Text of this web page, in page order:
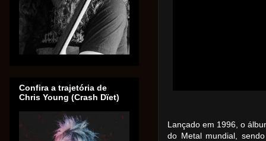
Lançado em 1996, o
do Metal mundial,
Confira a trajetória de
Chris Young (Crash Dïet)